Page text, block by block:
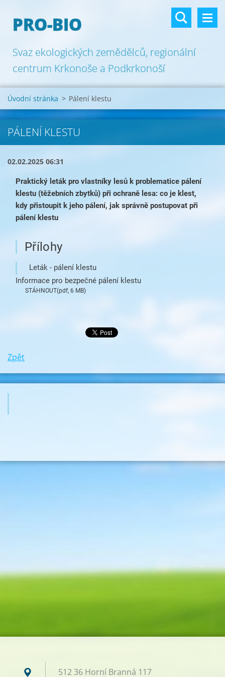
PRO-BIO
Svaz ekologických zemědělců, regionální
centrum Krkonoše a Podkrkonoší
Úvodní stránka > Pálení klestu
PÁLENÍ KLESTU
02.02.2025 06:31
Praktický leták pro vlastníky lesů k problematice pálení
klestu (těžebních zbytků) při ochraně lesa: co je klest,
kdy přistoupit k jeho pálení, jak správně postupovat při
pálení klestu
Přílohy
Leták - pálení klestu
Informace pro bezpečné pálení klestu
STÁHNOUT(pdf, 6 MB)
Zpět
512 36 Horní Branná 117